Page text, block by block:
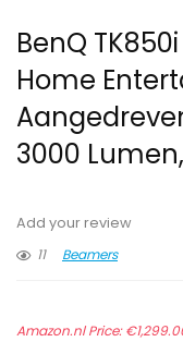
BenQ
Home
3000
Add your review
11
Beamers
Amazon.nl Price:€